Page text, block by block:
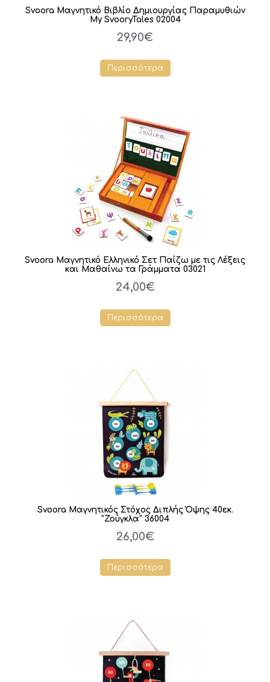
Svoora Μαγνητικό Βιβλίο Δημιουργίας Παραμυθιών
My SvooryTales 02004
29,90€
Περισσότερα
Svoora Μαγνητικό Ελληνικό Σετ Παίζω με τις Λέξεις
και Μαθαίνω τα Γράμματα 03021
24,00€
Περισσότερα
Svoora Μαγνητικός Στόχος Διπλής Όψης 40εκ.
"Ζούγκλα" 36004
26,00€
Περισσότερα